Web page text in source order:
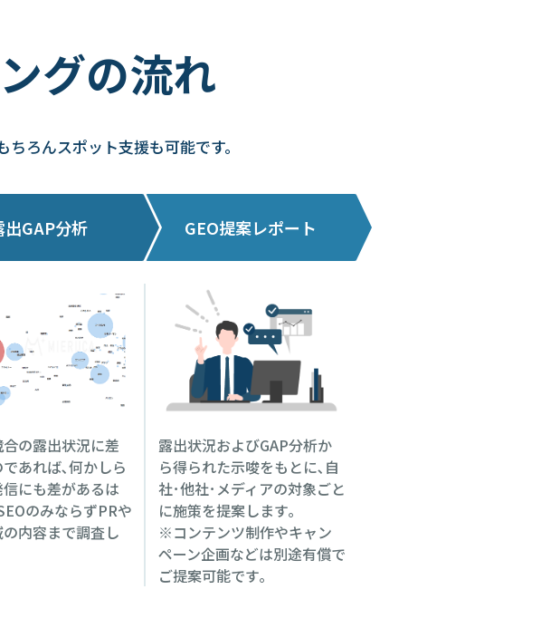
グの流れ
ろんスポット支援も可能です。
出GAP分析
の露出状況に差
あれば､何かしら
にも差があるは
のみならずPRや
内容まで調査し
GEO提案レポート
露出状況およびGAP分析か
ら得られた示唆をもとに､自
社･他社･メディアの対象ごと
に施策を提案します｡
※コンテンツ制作やキャン
ペーン企画などは別途有償で
ご提案可能です｡